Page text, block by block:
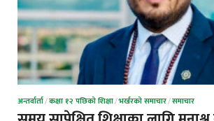
अन्तर्वार्ता/कक्षा १२ पछिको शिक्षा/भर्खरको समाचार/समाचार